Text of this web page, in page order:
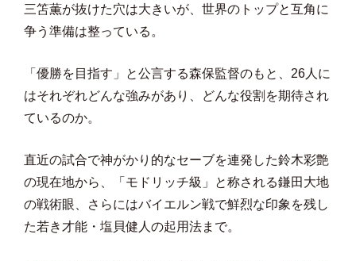
三笘薫が抜けた穴は大きいが、世界のトップと互角に
争う準備は整っている。
「優勝を目指す」と公言する森保監督のもと、26人に
はそれぞれどんな強みがあり、どんな役割を期待され
ているのか。
直近の試合で神がかり的なセーブを連発した鈴木彩艶
の現在地から、「モドリッチ級」と称される鎌田大地
の戦術眼、さらにはバイエルン戦で鮮烈な印象を残し
た若き才能・塩貝健人の起用法まで。